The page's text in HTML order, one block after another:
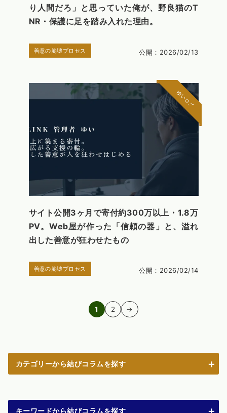
り人間だろ」と思っていた俺が、野良猫のT
NR・保護に足を踏み入れた理由。
善意の崩壊プロセス 公開：2026/02/13
サイト公開3ヶ月で寄付約300万以上・1.8万
PV。Web屋が作った「信頼の器」と、溢れ
出した善意が狂わせたもの
善意の崩壊プロセス 公開：2026/02/14
ゆいログ
1 2 →
カテゴリーから結びコラムを探す
キーワードから結びコラムを探す